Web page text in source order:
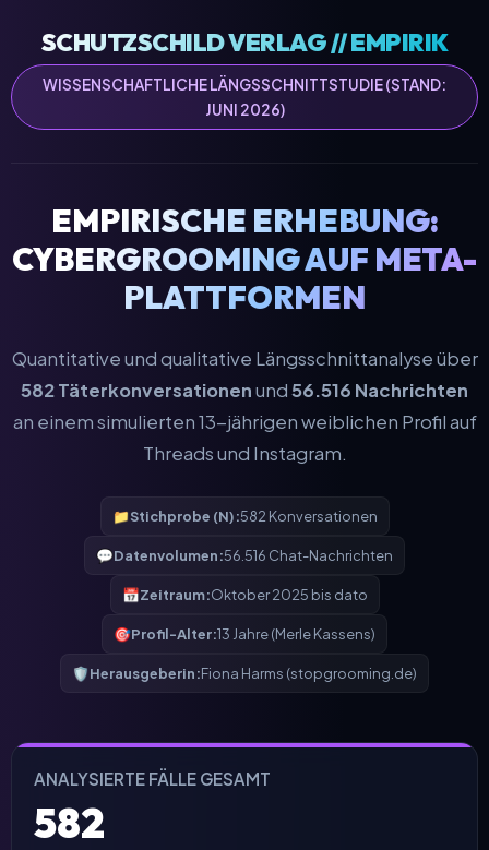
SCHUTZSCHILD VERLAG // EMPIRIK
WISSENSCHAFTLICHE LÄNGSSCHNITTSTUDIE (STAND:
JUNI 2026)
EMPIRISCHE ERHEBUNG:
CYBERGROOMING AUF META-
PLATTFORMEN
Quantitative und qualitative Längsschnittanalyse über
582 Täterkonversationenund56.516 Nachrichten
an einem simulierten 13-jährigen weiblichen Profil auf
Threads und Instagram.
📁Stichprobe (N):582 Konversationen
💬Datenvolumen:56.516 Chat-Nachrichten
📅Zeitraum:Oktober 2025 bis dato
🎯Profil-Alter:13 Jahre (Merle Kassens)
🛡Herausgeberin:Fiona Harms (stopgrooming.de)
ANALYSIERTE FÄLLE GESAMT
582